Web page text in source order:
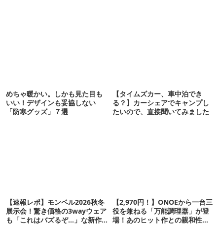
めちゃ暖かい。しかも見た目も
いい！デザインも妥協しない
「防寒グッズ」７選
【タイムズカー、車中泊でき
る？】カーシェアでキャンプし
たいので、直接聞いてみました
【速報レポ】モンベル2026秋冬
展示会！驚き価格の3wayウェア
も「これはバズるぞ…」な新作
【2,970円！】ONOEから一台三
役を兼ねる「万能調理器」が登
場！あのヒット作との親和性も